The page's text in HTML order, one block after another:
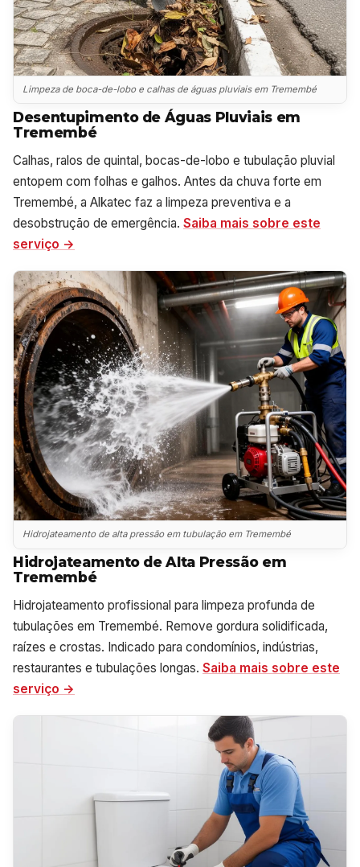
Limpeza de boca-de-lobo e calhas de águas pluviais em Tremembé
Desentupimento de Águas Pluviais em
Tremembé
Calhas, ralos de quintal, bocas-de-lobo e tubulação pluvial
entopem com folhas e galhos. Antes da chuva forte em
Tremembé, a Alkatec faz a limpeza preventiva e a
desobstrução de emergência. Saiba mais sobre este
serviço →
Hidrojateamento de alta pressão em tubulação em Tremembé
Hidrojateamento de Alta Pressão em
Tremembé
Hidrojateamento profissional para limpeza profunda de
tubulações em Tremembé. Remove gordura solidificada,
raízes e crostas. Indicado para condomínios, indústrias,
restaurantes e tubulações longas. Saiba mais sobre este
serviço →